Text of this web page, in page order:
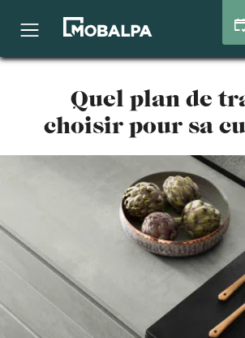
Quel plan de
choisir pour sa